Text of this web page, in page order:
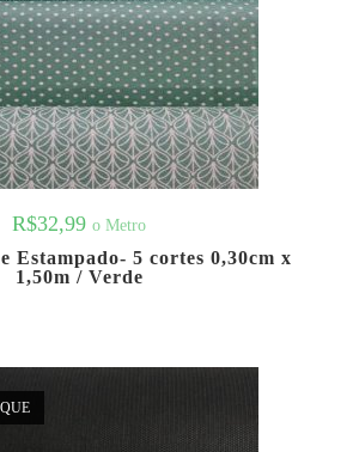
R$32,99 o Metro
Estampado- 5 cortes 0,30cm x
1,50m / Verde